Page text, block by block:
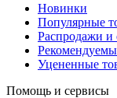
Новинки
Популярные
Распродажи и
Уцененные
Помощь и сервисы